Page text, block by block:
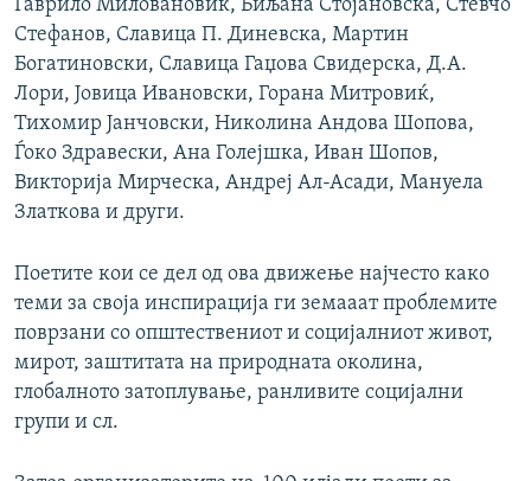
Гаврило Миловановиќ, Биљана Стојановска, Стевчо
Стефанов, Славица П. Диневска, Мартин
Богатиновски, Славица Гаџова Свидерска, Д.А.
Лори, Јовица Ивановски, Горана Митровиќ,
Тихомир Јанчовски, Николина Андова Шопова,
Ѓоко Здравески, Ана Голејшка, Иван Шопов,
Викторија Мирческа, Андреј Ал-Асади, Мануела
Златкова и други.
Поетите кои се дел од ова движење најчесто како
теми за своја инспирација ги земааат проблемите
поврзани со општествениот и социјалниот живот,
мирот, заштитата на природната околина,
глобалното затоплување, ранливите социјални
групи и сл.